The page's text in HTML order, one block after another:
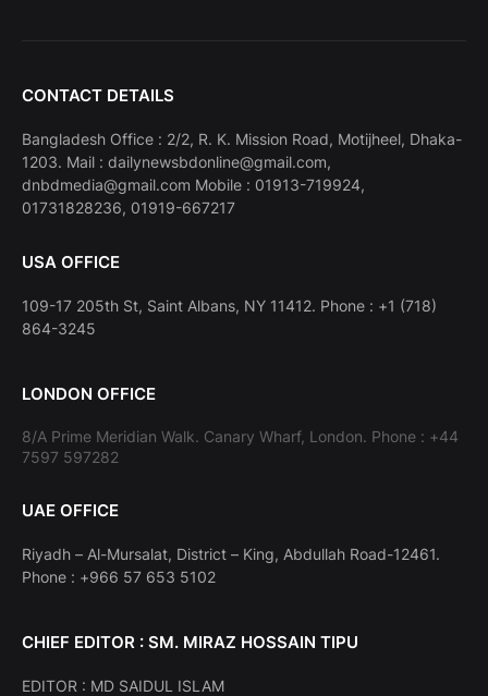
CONTACT DETAILS
Bangladesh Office : 2/2, R. K. Mission Road, Motijheel, Dhaka-
1203. Mail : dailynewsbdonline@gmail.com,
dnbdmedia@gmail.com Mobile : 01913-719924,
01731828236, 01919-667217
USA OFFICE
109-17 205th St, Saint Albans, NY 11412. Phone : +1 (718)
864-3245
LONDON OFFICE
8/A Prime Meridian Walk. Canary Wharf, London. Phone : +44
7597 597282
UAE OFFICE
Riyadh – Al-Mursalat, District – King, Abdullah Road-12461.
Phone : +966 57 653 5102
CHIEF EDITOR : SM. MIRAZ HOSSAIN TIPU
EDITOR : MD SAIDUL ISLAM